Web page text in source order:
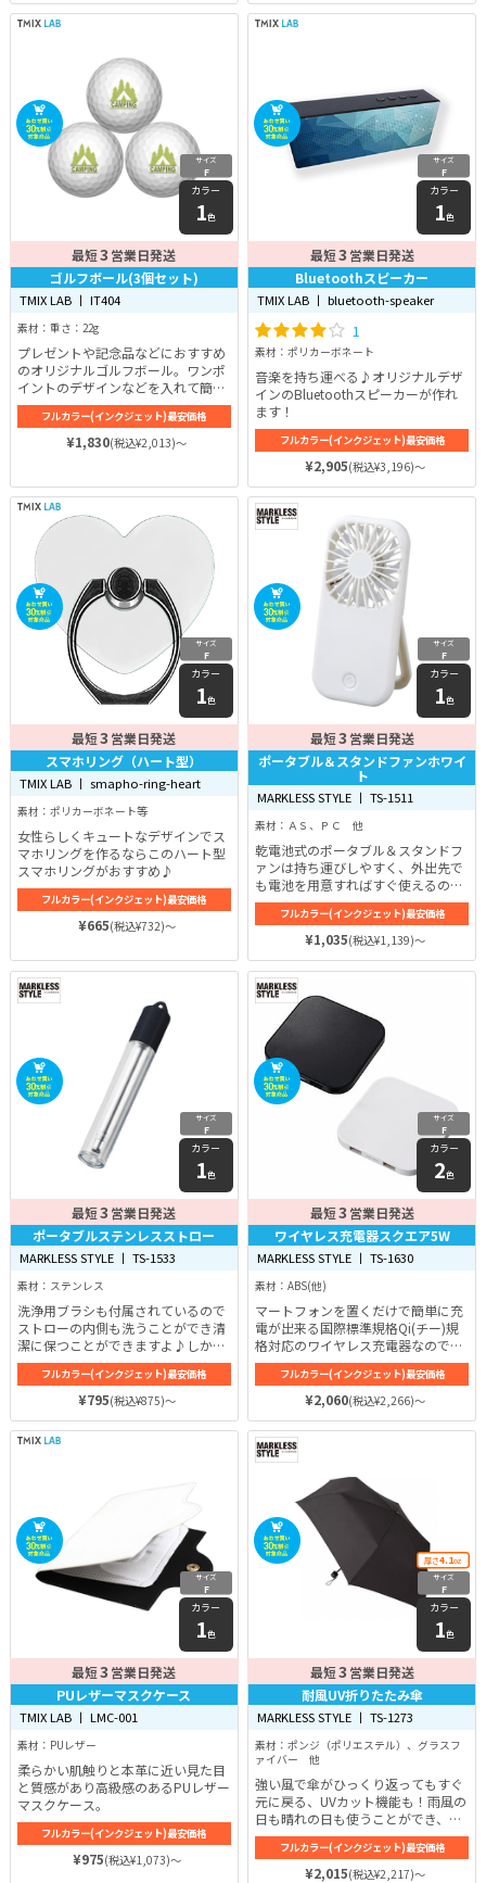
サイズ
F
カラー
1色
最短3 営業日発送
ゴルフボール(3個セット)
TMIX LAB 丨 IT404
素材：重さ：22g
プレゼントや記念品などにおすすめ
のオリジナルゴルフボール。ワンポ
イントのデザインなどを入れて簡単
にオリジナルゴルフボールが作成で
きちゃいます♪
フルカラー(インクジェット)最安価格
¥1,830(税込¥2,013)～
サイズ
F
カラー
1色
最短3 営業日発送
Bluetoothスピーカー
TMIX LAB 丨 bluetooth-speaker
1
素材：ポリカーボネート
音楽を持ち運べる♪オリジナルデザ
インのBluetoothスピーカーが作れ
ます！
フルカラー(インクジェット)最安価格
¥2,905(税込¥3,196)～
サイズ
F
カラー
1色
最短3 営業日発送
スマホリング（ハート型）
TMIX LAB 丨 smapho-ring-heart
素材：ポリカーボネート等
女性らしくキュートなデザインでス
マホリングを作るならこのハート型
スマホリングがおすすめ♪
フルカラー(インクジェット)最安価格
¥665(税込¥732)～
サイズ
F
カラー
1色
最短3 営業日発送
ポータブル＆スタンドファンホワイ
ト
MARKLESS STYLE 丨 TS-1511
素材：ＡＳ、ＰＣ 他
乾電池式のポータブル＆スタンドフ
ァンは持ち運びしやすく、外出先で
も電池を用意すればすぐ使えるので
アウトドアイベントの定番アイテム
です♪※単4電池3本対応（別売）
フルカラー(インクジェット)最安価格
¥1,035(税込¥1,139)～
サイズ
F
カラー
1色
最短3 営業日発送
ポータブルステンレスストロー
MARKLESS STYLE 丨 TS-1533
素材：ステンレス
洗浄用ブラシも付属されているので
ストローの内側も洗うことができ清
潔に保つことができますよ♪しか
も、錆びにくいステンレス素材を採
用しているので、長年繰り返し愛用
することができるので嬉しいアイテ
フルカラー(インクジェット)最安価格
¥795(税込¥875)～
サイズ
F
カラー
2色
最短3 営業日発送
ワイヤレス充電器スクエア5W
MARKLESS STYLE 丨 TS-1630
素材：ABS(他)
マートフォンを置くだけで簡単に充
電が出来る国際標準規格Qi(チー)規
格対応のワイヤレス充電器なので、
充電器の高さは約9mmと薄く、ア
イテム自体に無駄な装飾がないため
デスクや棚、ベッドサイドに置いて
もインテリアの邪魔になりにくいの
がいいですよね♪
フルカラー(インクジェット)最安価格
¥2,060(税込¥2,266)～
サイズ
F
カラー
1色
最短3 営業日発送
PUレザーマスクケース
TMIX LAB 丨 LMC-001
素材：PUレザー
柔らかい肌触りと本革に近い見た目
と質感があり高級感のあるPUレザー
マスクケース。
フルカラー(インクジェット)最安価格
¥975(税込¥1,073)～
厚さ4.1oz
サイズ
F
カラー
1色
最短3 営業日発送
耐風UV折りたたみ傘
MARKLESS STYLE 丨 TS-1273
素材：ポンジ（ポリエステル）、グラスフ
ァイバー 他
強い風で傘がひっくり返ってもすぐ
元に戻る、UVカット機能も！雨風の
日も晴れの日も使うことができ、コ
ンパクトサイズなので持ち運びも便
利な折り畳み傘です！
フルカラー(インクジェット)最安価格
¥2,015(税込¥2,217)～